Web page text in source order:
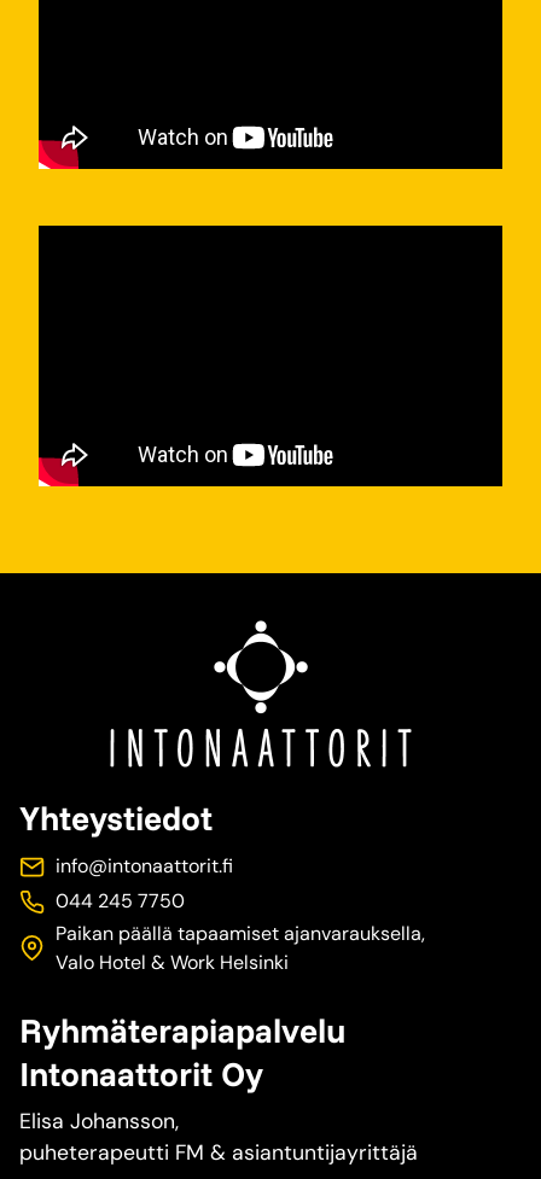
Yhteystiedot
info@intonaattorit.fi
044 245 7750
Paikan päällä tapaamiset ajanvarauksella,
Valo Hotel & Work Helsinki
Ryhmäterapiapalvelu
Intonaattorit Oy
Elisa Johansson,
puheterapeutti FM & asiantuntijayrittäjä